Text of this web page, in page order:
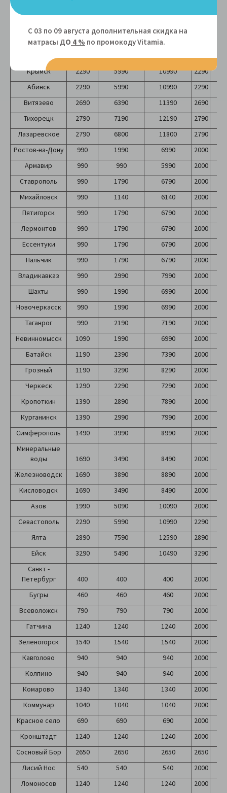
Белореченск
1890 3990 8990 2000
Славянск на
Кубани
1890 3890 8890
Крымск
2290 5990 10990 2290
Абинск
2290 5990 10990 2290
Витязево
2690 6390 11390 2690
Тихорецк
2790 7190 12190 2790
Лазаревское
2790 6800 11800 2790
Ростов-на-Дону
990 1990 6990 2000
Армавир
990 990 5990 2000
Ставрополь
990 1790 6790 2000
Михайловск
990 1140 6140 2000
Пятигорск
990 1790 6790 2000
Лермонтов
990 1790 6790 2000
Ессентуки
990 1790 6790 2000
Нальчик
990 1790 6790 2000
Владикавказ
990 2990 7990 2000
Шахты
990 1990 6990 2000
Новочеркасск
990 1990 6990 2000
Таганрог
990 2190 7190 2000
Невинномысск
1090 1990 6990 2000
Батайск
1190 2390 7390 2000
Грозный
1190 3290 8290 2000
Черкеск
1290 2290 7290 2000
Кропоткин
1390 2890 7890 2000
Курганинск
1390 2990 7990 2000
Симферополь
1490 3990 8990 2000
Минеральные
воды
1690 3490 8490 2000
Железноводск
1690 3890 8890 2000
Кисловодск
1690 3490 8490 2000
Азов
1990 5090 10090 2000
Севастополь
2290 5990 10990 2290
Ялта
2890 7590 12590 2890
Ейск
3290 5490 10490 3290
Санкт -
Петербург
400 400 400 2000
Бугры
460 460 460 2000
Всеволожск
790 790 790 2000
Гатчина
1240 1240 1240 2000
Зеленогорск
1540 1540 1540 2000
Кавголово
940 940 940 2000
Колпино
940 940 940 2000
Комарово
1340 1340 1340 2000
Коммунар
1040 1040 1040 2000
Красное село
690 690 690 2000
Кронштадт
1240 1240 1240 2000
Сосновый Бор
2650 2650 2650 2650
Лисий Нос
540 540 540 2000
Ломоносов
1240 1240 1240 2000
С 03 по 09 августа дополнительная скидка на
матрасы ДО 4 % по промокоду Vitamiа.